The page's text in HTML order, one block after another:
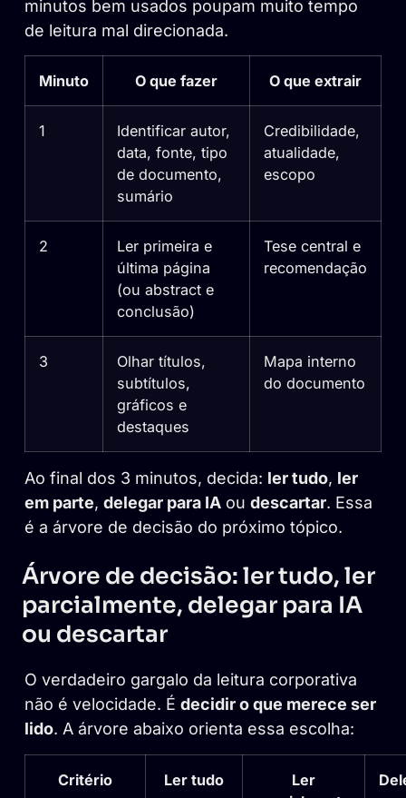
minutos bem usados poupam muito tempo
de leitura mal direcionada.
Minuto O que fazer O que extrair
1
Identificar autor,
data, fonte, tipo
de documento,
sumário
Credibilidade,
atualidade,
escopo
2
Ler primeira e
última página
(ou abstract e
conclusão)
Tese central e
recomendação
3
Olhar títulos,
subtítulos,
gráficos e
destaques
Mapa interno
do documento
Ao final dos 3 minutos, decida: ler tudo, ler
em parte, delegar para IA ou descartar. Essa
é a árvore de decisão do próximo tópico.
Árvore de decisão: ler tudo, ler
parcialmente, delegar para IA
ou descartar
O verdadeiro gargalo da leitura corporativa
não é velocidade. É decidir o que merece ser
lido. A árvore abaixo orienta essa escolha:
Critério Ler tudo
Ler